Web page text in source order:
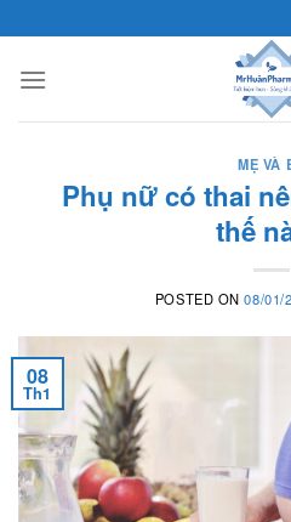
to
content
MẸ VÀ
Phụ nữ có thai
thế
POSTED ON08/01/
08
Th1